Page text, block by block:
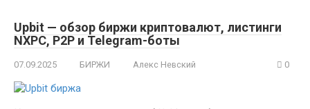
Upbit — обзор биржи криптовалют, листинги
NXPC, P2P и Telegram-боты
07.09.2025 БИРЖИ Алекс Невский 0